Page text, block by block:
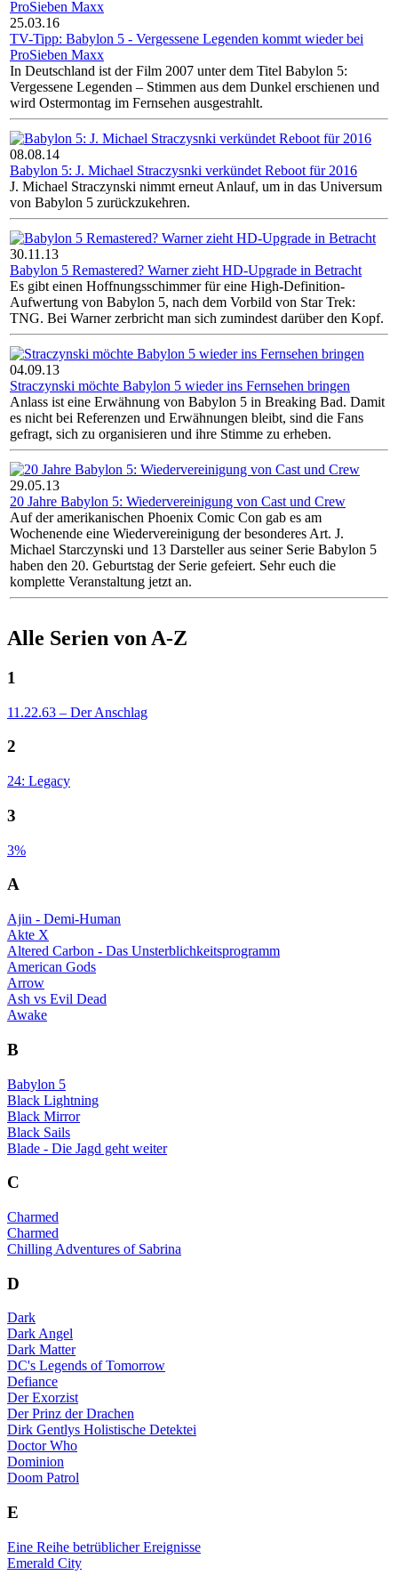
25.03.16
TV-Tipp: Babylon 5 - Vergessene Legenden kommt wieder bei
ProSieben Maxx
In Deutschland ist der Film 2007 unter dem Titel Babylon 5:
Vergessene Legenden – Stimmen aus dem Dunkel erschienen und
wird Ostermontag im Fernsehen ausgestrahlt.
08.08.14
Babylon 5: J. Michael Straczysnki verkündet Reboot für 2016
J. Michael Straczynski nimmt erneut Anlauf, um in das Universum
von Babylon 5 zurückzukehren.
30.11.13
Babylon 5 Remastered? Warner zieht HD-Upgrade in Betracht
Es gibt einen Hoffnungsschimmer für eine High-Definition-
Aufwertung von Babylon 5, nach dem Vorbild von Star Trek:
TNG. Bei Warner zerbricht man sich zumindest darüber den Kopf.
04.09.13
Straczynski möchte Babylon 5 wieder ins Fernsehen bringen
Anlass ist eine Erwähnung von Babylon 5 in Breaking Bad. Damit
es nicht bei Referenzen und Erwähnungen bleibt, sind die Fans
gefragt, sich zu organisieren und ihre Stimme zu erheben.
29.05.13
20 Jahre Babylon 5: Wiedervereinigung von Cast und Crew
Auf der amerikanischen Phoenix Comic Con gab es am
Wochenende eine Wiedervereinigung der besonderes Art. J.
Michael Starczynski und 13 Darsteller aus seiner Serie Babylon 5
haben den 20. Geburtstag der Serie gefeiert. Sehr euch die
komplette Veranstaltung jetzt an.
Alle Serien von A-Z
1
11.22.63 – Der Anschlag
2
24: Legacy
3
3%
A
Ajin - Demi-Human
Akte X
Altered Carbon - Das Unsterblichkeitsprogramm
American Gods
Arrow
Ash vs Evil Dead
Awake
B
Babylon 5
Black Lightning
Black Mirror
Black Sails
Blade - Die Jagd geht weiter
C
Charmed
Charmed
Chilling Adventures of Sabrina
D
Dark
Dark Angel
Dark Matter
DC's Legends of Tomorrow
Defiance
Der Exorzist
Der Prinz der Drachen
Dirk Gentlys Holistische Detektei
Doctor Who
Dominion
Doom Patrol
E
Eine Reihe betrüblicher Ereignisse
Emerald City